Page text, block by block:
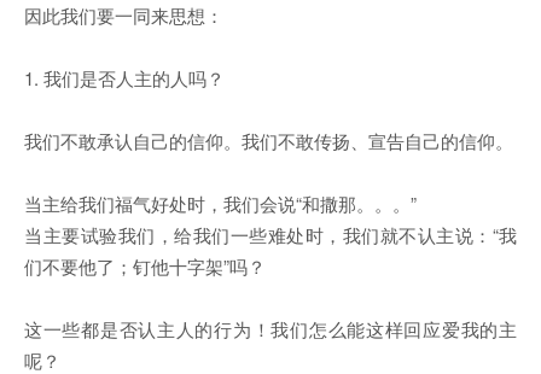
因此我们要一同来思想：
1. 我们是否人主的人吗？
我们不敢承认自己的信仰。我们不敢传扬、宣告自己的信仰。
当主给我们福气好处时，我们会说“和撒那。。。”
当主要试验我们，给我们一些难处时，我们就不认主说：“我
们不要他了；钉他十字架”吗？
这一些都是否认主人的行为！我们怎么能这样回应爱我的主
呢？